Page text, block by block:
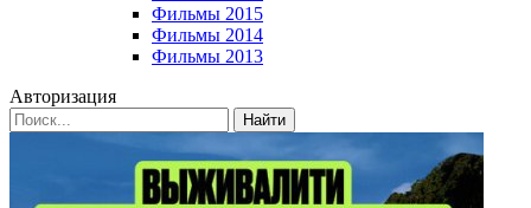
Фильмы 2015
Фильмы 2014
Фильмы 2013
Авторизация
Найти